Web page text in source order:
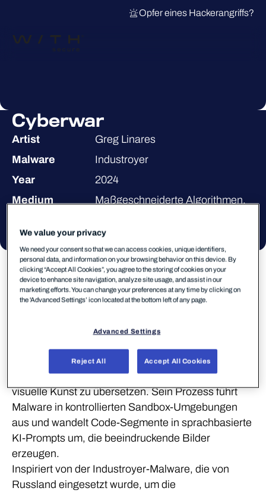
Opfer eines Hackerangriffs?
Cyberwar
Artist
Greg Linares
Malware
Industroyer
Year
2024
Medium
Maßgeschneiderte Algorithmen,
About theartist
Greg Linares ist ein Digitalkünstler, der
maßgeschneiderte KI-Systeme nutzt, um Code in
visuelle Kunst zu übersetzen. Sein Prozess führt
Malware in kontrollierten Sandbox-Umgebungen
aus und wandelt Code-Segmente in sprachbasierte
KI-Prompts um, die beeindruckende Bilder
erzeugen.
Inspiriert von der Industroyer-Malware, die von
Russland eingesetzt wurde, um die
We value your privacy
We need your consent so that we can access cookies, unique identifiers,
personal data, and information on your browsing behavior on this device. By
clicking “Accept All Cookies”, you agree to the storing of cookies on your
device to enhance site navigation, analyze site usage, and assist in our
marketing efforts. You can change your preferences at any time by clicking on
the 'Advanced Settings’ icon located at the bottom left of any page.
Advanced Settings
Reject All Accept All Cookies